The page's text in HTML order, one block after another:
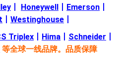
Honeywell Emerson
Westinghouse
Triplex Hima Schneider
等全球一线品牌。品质保障